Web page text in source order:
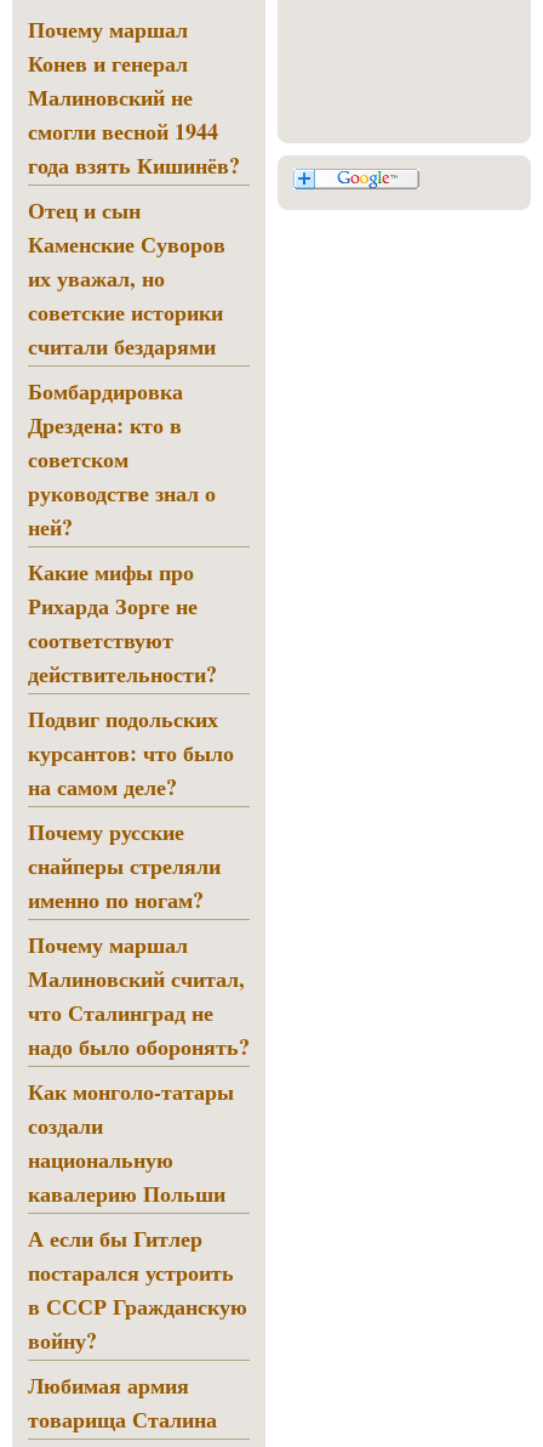
Почему маршал
Конев и генерал
Малиновский не
смогли весной 1944
года взять Кишинёв?
Отец и сын
Каменские Суворов
их уважал, но
советские историки
считали бездарями
Бомбардировка
Дрездена: кто в
советском
руководстве знал о
ней?
Какие мифы про
Рихарда Зорге не
соответствуют
действительности?
Подвиг подольских
курсантов: что было
на самом деле?
Почему русские
снайперы стреляли
именно по ногам?
Почему маршал
Малиновский считал,
что Сталинград не
надо было оборонять?
Как монголо-татары
создали
национальную
кавалерию Польши
А если бы Гитлер
постарался устроить
в СССР Гражданскую
войну?
Любимая армия
товарища Сталина